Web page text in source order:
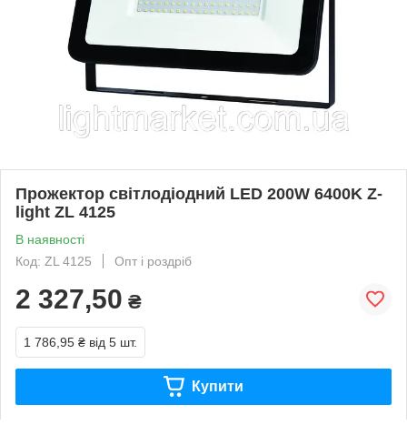
Прожектор світлодіодний LED 200W 6400K Z-
light ZL 4125
В наявності
Код: ZL 4125
Опт і роздріб
2 327,50 ₴
1 786,95 ₴ від 5 шт.
Купити